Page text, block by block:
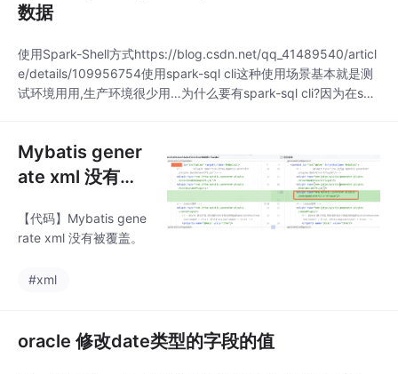
数据
使用Spark-Shell方式https://blog.csdn.net/qq_41489540/articl
e/details/109956754使用spark-sql cli这种使用场景基本就是测
试环境用用,生产环境很少用…为什么要有spark-sql cli?因为在spa
Mybatis gener
ate xml 没有被
【代码】Mybatis gene
rate xml 没有被覆盖。
#xml
oracle 修改date类型的字段的值